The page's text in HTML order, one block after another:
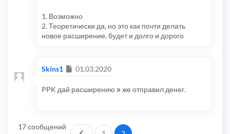
1. Возможно
2. Теоретически да, но это как почти делать
новое расширение, будет и долго и дорого
Skins1 Сообщение
01.03.2020
PPK дай расширению я же отправил денег.
17 сообщений